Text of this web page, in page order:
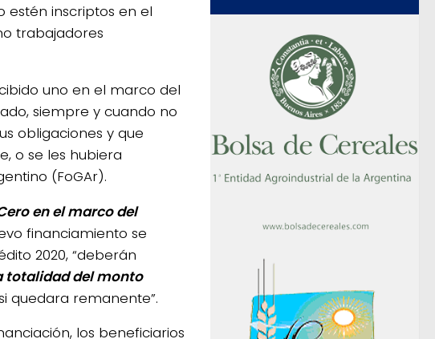
estén inscriptos en el
trabajadores
uno en el marco del
siempre y cuando no
obligaciones y que
o se les hubiera
(FoGAr).
en el marco del
financiamiento se
2020, “deberán
totalidad del monto
quedara remanente”.
los beneficiarios